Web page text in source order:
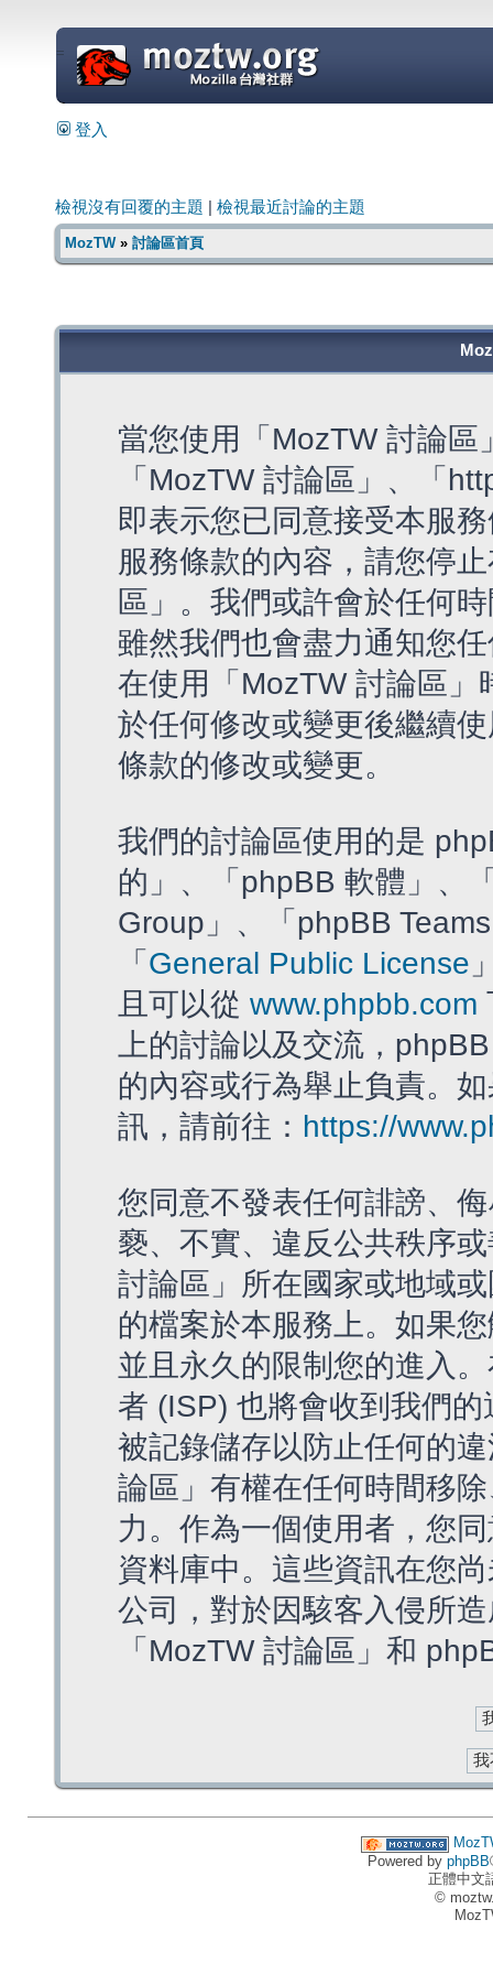
=
登入
檢視沒有回覆的主題 檢視最近討論的主題
MozTW» 討論區首頁
當您使用「MozTW 討論
「MozTW 討論區」、「
即表示您已同意接受本服
服務條款的內容，請您停
區」。我們或許會於任何
雖然我們也會盡力通知您
在使用「MozTW 討論區
於任何修改或變更後繼續
條款的修改或變更。
我們的討論區使用的是
的」、「phpBB 軟體」、
Group」、「phpBB
「 General Public License
且可以從 www.phpbb.com
上的討論以及交流，
的內容或行為舉止負責。
訊，請前往： https://
您同意不發表任何誹謗、
褻、不實、違反公共秩序
討論區」所在國家或地域
的檔案於本服務上。如果
並且永久的限制您的進入
者 (ISP) 也將會收到我們
被記錄儲存以防止任何的
論區」有權在任何時間移
力。作為一個使用者，您
資料庫中。這些資訊在您
公司，對於因駭客入侵所
「MozTW 討論區」和
Powered by phpBB
正體中文
©